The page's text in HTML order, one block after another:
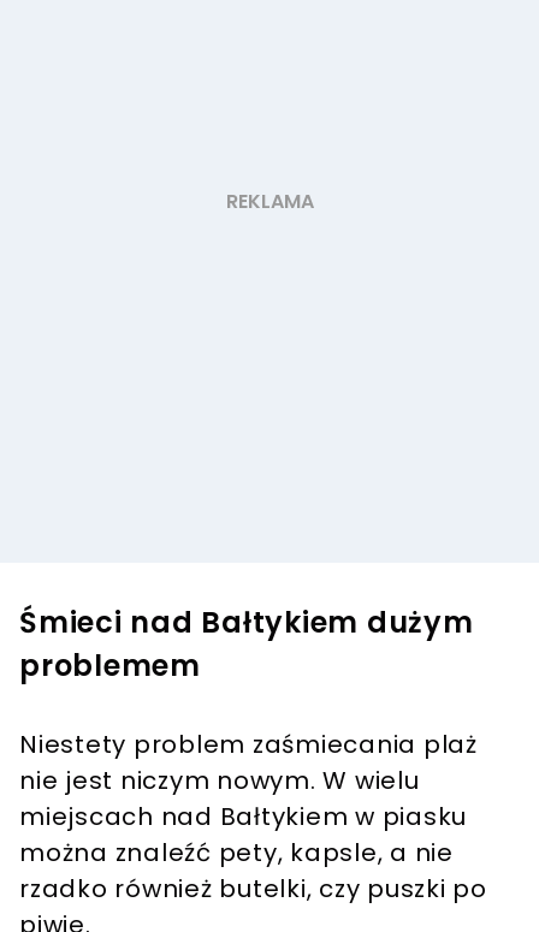
Śmieci nad Bałtykiem dużym
problemem
Niestety problem zaśmiecania plaż
nie jest niczym nowym. W wielu
miejscach nad Bałtykiem w piasku
można znaleźć pety, kapsle, a nie
rzadko również butelki, czy puszki po